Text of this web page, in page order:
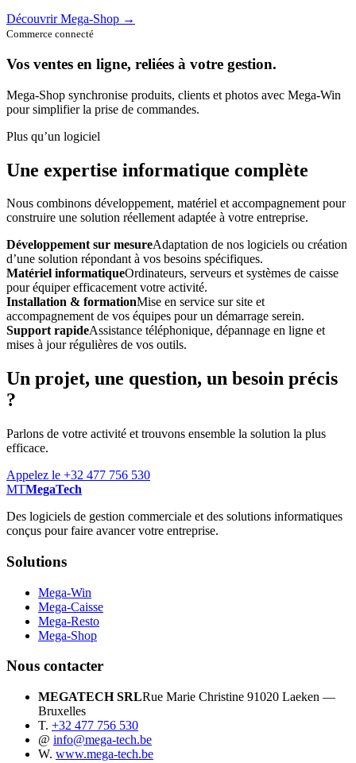
Découvrir Mega-Shop →
Commerce connecté
Vos ventes en ligne, reliées à votre gestion.
Mega-Shop synchronise produits, clients et photos avec Mega-Win
pour simplifier la prise de commandes.
Plus qu’un logiciel
Une expertise informatique complète
Nous combinons développement, matériel et accompagnement pour
construire une solution réellement adaptée à votre entreprise.
Développement sur mesureAdaptation de nos logiciels ou création
d’une solution répondant à vos besoins spécifiques.
Matériel informatiqueOrdinateurs, serveurs et systèmes de caisse
pour équiper efficacement votre activité.
Installation & formationMise en service sur site et
accompagnement de vos équipes pour un démarrage serein.
Support rapideAssistance téléphonique, dépannage en ligne et
mises à jour régulières de vos outils.
Un projet, une question, un besoin précis
?
Parlons de votre activité et trouvons ensemble la solution la plus
efficace.
Appelez le +32 477 756 530
MTMegaTech
Des logiciels de gestion commerciale et des solutions informatiques
conçus pour faire avancer votre entreprise.
Solutions
Mega-Win
Mega-Caisse
Mega-Resto
Mega-Shop
Nous contacter
MEGATECH SRLRue Marie Christine 91020 Laeken —
Bruxelles
T. +32 477 756 530
@ info@mega-tech.be
W. www.mega-tech.be